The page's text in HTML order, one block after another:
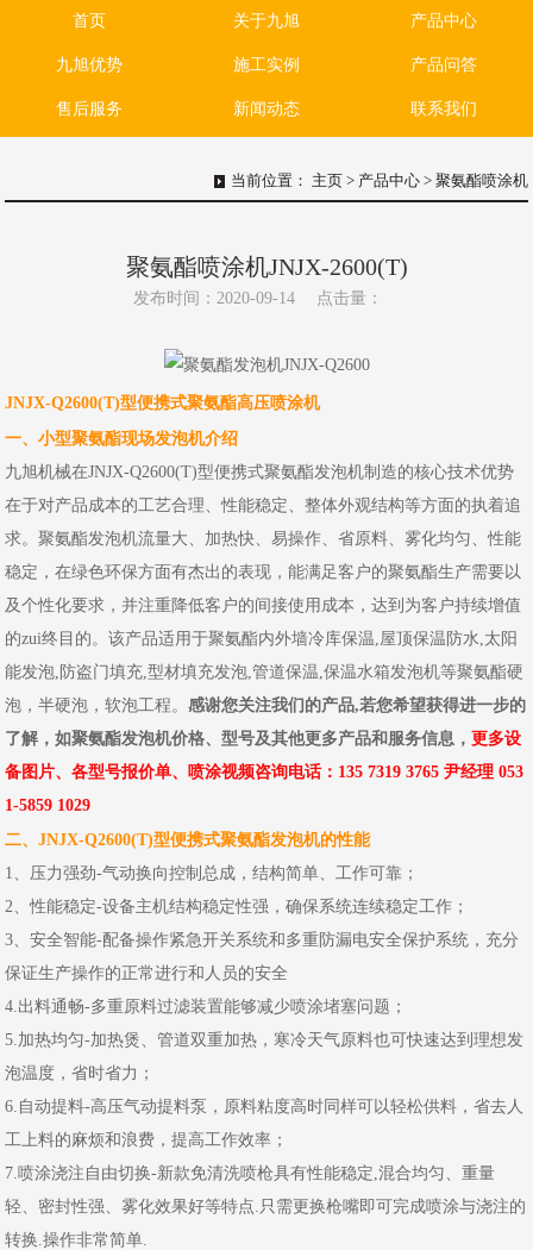
首页 关于九旭 产品中心
九旭优势 施工实例 产品问答
售后服务 新闻动态 联系我们
当前位置： 主页> 产品中心> 聚氨酯喷涂机
聚氨酯喷涂机JNJX-2600(T)
发布时间：2020-09-14 点击量：
JNJX-Q2600(T)型便携式聚氨酯高压喷涂机
一、小型聚氨酯现场发泡机介绍
九旭机械在JNJX-Q2600(T)型便携式聚氨酯发泡机制造的核心技术优势
在于对产品成本的工艺合理、性能稳定、整体外观结构等方面的执着追
求。聚氨酯发泡机流量大、加热快、易操作、省原料、雾化均匀、性能
稳定，在绿色环保方面有杰出的表现，能满足客户的聚氨酯生产需要以
及个性化要求，并注重降低客户的间接使用成本，达到为客户持续增值
的zui终目的。该产品适用于聚氨酯内外墙冷库保温,屋顶保温防水,太阳
能发泡,防盗门填充,型材填充发泡,管道保温,保温水箱发泡机等聚氨酯硬
泡，半硬泡，软泡工程。感谢您关注我们的产品,若您希望获得进一步的
了解，如聚氨酯发泡机价格、型号及其他更多产品和服务信息， 更多设
备图片、各型号报价单、喷涂视频咨询电话：135 7319 3765 尹经理 053
1-5859 1029
二、JNJX-Q2600(T)型便携式聚氨酯发泡机的性能
1、压力强劲-气动换向控制总成，结构简单、工作可靠；
2、性能稳定-设备主机结构稳定性强，确保系统连续稳定工作；
3、安全智能-配备操作紧急开关系统和多重防漏电安全保护系统，充分
保证生产操作的正常进行和人员的安全
4.出料通畅-多重原料过滤装置能够减少喷涂堵塞问题；
5.加热均匀-加热煲、管道双重加热，寒冷天气原料也可快速达到理想发
泡温度，省时省力；
6.自动提料-高压气动提料泵，原料粘度高时同样可以轻松供料，省去人
工上料的麻烦和浪费，提高工作效率；
7.喷涂浇注自由切换-新款免清洗喷枪具有性能稳定,混合均匀、重量
轻、密封性强、雾化效果好等特点.只需更换枪嘴即可完成喷涂与浇注的
转换.操作非常简单.